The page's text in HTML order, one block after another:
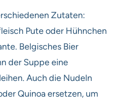
Zutaten:
Pute oder Hühnchen
Belgisches Bier
der Suppe eine
Auch die Nudeln
Quinoa ersetzen, um